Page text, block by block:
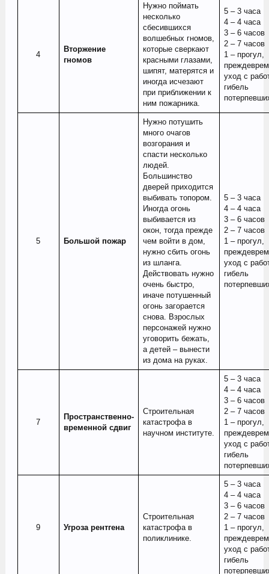
4​
Вторжение
гномов
Нужно поймать
несколько
сбесившихся
волшебных гномов,
которые сверкают
красными глазами,
шипят, матерятся и
иногда исчезают
при приближении к
ним пожарника.
5 – 3 часа
4 – 4 часа
3 – 6 часов
2 – 7 часов
1 – прогул,
уход с
гибель
5​ Большой пожар
Нужно потушить
много очагов
возгорания и
спасти несколько
людей.
Большинство
дверей приходится
выбивать топором.
Иногда огонь
выбивается из
окон, тогда прежде
чем войти в дом,
нужно сбить огонь
из шланга.
Действовать нужно
очень быстро,
иначе потушенный
огонь загорается
снова. Взрослых
персонажей нужно
уговорить бежать,
а детей – вынести
из дома на руках.
5 – 3 часа
4 – 4 часа
3 – 6 часов
2 – 7 часов
1 – прогул,
уход с
гибель
7​
Пространственно-
временной сдвиг
Строительная
катастрофа в
научном институте.
5 – 3 часа
4 – 4 часа
3 – 6 часов
2 – 7 часов
1 – прогул,
уход с
гибель
9​ Угроза рентгена
Строительная
катастрофа в
поликлинике.
5 – 3 часа
4 – 4 часа
3 – 6 часов
2 – 7 часов
1 – прогул,
уход с
гибель